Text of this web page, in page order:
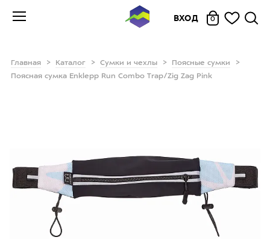
ВХОД 0
Главная Каталог Сумки и чехлы
Поясные сумки
Поясная сумка Enklepp Run Combo Trap/Zig Zag Pink